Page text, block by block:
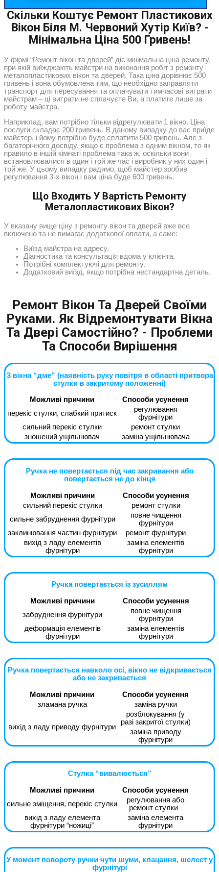
Скільки Коштує Ремонт Пластикових
Вікон Біля М. Червоний Хутір Київ? -
Мінімальна Ціна 500 Гривень!
У фірмі “Ремонт вікон та дверей” діє мінімальна ціна ремонту,
при якій виїжджають майстри на виконання робіт з ремонту
металопластикових вікон та дверей. Така ціна дорівнює 500
гривень і вона обумовлена тим, що необхідно заправляти
транспорт для пересування та оплачувати тимчасові витрати
майстрам – ці витрати не сплачуєте Ви, а платите лише за
роботу майстра.
Наприклад, вам потрібно тільки відрегулювати 1 вікно. Ціна
послуги складає 200 гривень. В даному випадку до вас приїде
майстер, і йому потрібно буде сплатити 500 гривень. Але з
багаторічного досвіду, якщо є проблема з одним вікном, то як
правило в іншій кімнаті проблема така ж, оскільки вони
встановлювалися в один і той же час і виробник у них один і
той же. У цьому випадку радимо, щоб майстер зробив
регулювання 3-х вікон і вам ціна буде 600 гривень.
Що Входить У Вартість Ремонту
Металопластикових Вікон?
У вказану вище ціну з ремонту вікон та дверей вже все
включено та не вимагає додаткової оплати, а саме:
Виїзд майстра на адресу.
Діагностика та консультація вдома у клієнта.
Потрібні комплектуючі для ремонту.
Додатковий виїзд, якщо потрібна нестандартна деталь.
Ремонт Вікон Та Дверей Своїми
Руками. Як Відремонтувати Вікна
Та Двері Самостійно? - Проблеми
Та Способи Вирішення
З вікна “дме” (наявність руху повітря в області притвора
стулки в закритому положенні)
Можливі причини
Способи усунення
перекіс стулки, слабкий притиск
регулювання
фурнітури
сильний перекіс стулки
ремонт стулки
зношений ущільнювач
заміна ущільнювача
Ручка не повертається під час закривання або
повертається не до кінця
Можливі причини
Способи усунення
сильний перекіс стулки
ремонт стулки
сильне забруднення фурнітури
повне чищення
фурнітури
заклинювання частин фурнітури
ремонт фурнітури
вихід з ладу елементів
фурнітури
заміна елементів
фурнітури
Ручка повертається із зусиллям
Можливі причини
Способи усунення
забруднення фурнітури
повне чищення
фурнітури
деформація елементів
фурнітури
заміна елементів
фурнітури
Ручка повертається навколо осі, вікно не відкривається
або не закривається
Можливі причини
Способи усунення
зламана ручка
заміна ручки
вихід з ладу приводу фурнітури
розблокування (у
разі закритої стулки)
заміна приводу
фурнітури
Стулка “вивалюється”
Можливі причини
Способи усунення
сильне зміщення, перекіс стулки
регулювання або
ремонт стулки
вихід з ладу елемента
фурнітури “ножиці”
заміна елемента
фурнітури
У момент повороту ручки чути шуми, клацання, шелест у
фурнітурі